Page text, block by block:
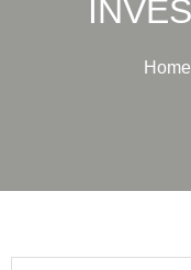
Home